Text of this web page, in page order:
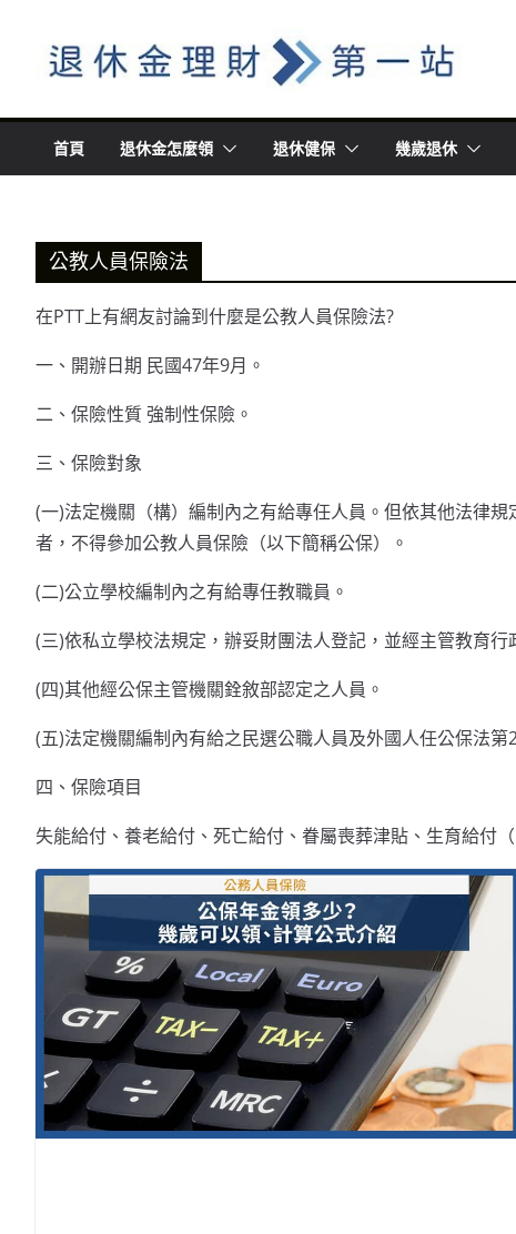
content
首頁 退休金怎麼領 退休健保 幾歲退休
公教人員保險法
在PTT上有網友討論到什麼是公教人員保險法?
一、開辦日期 民國47年9月。
二、保險性質 強制性保險。
三、保險對象
(一)法定機關（構）編制內之有給專任人員。但依其他法律
者，不得參加公教人員保險（以下簡稱公保）。
(二)公立學校編制內之有給專任教職員。
(三)依私立學校法規定，辦妥財團法人登記，並經主管教育
(四)其他經公保主管機關銓敘部認定之人員。
(五)法定機關編制內有給之民選公職人員及外國人任公保法第
四、保險項目
失能給付、養老給付、死亡給付、眷屬喪葬津貼、生育給付